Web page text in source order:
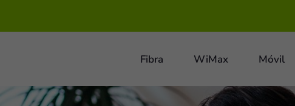
Fibra WiMax Móvil